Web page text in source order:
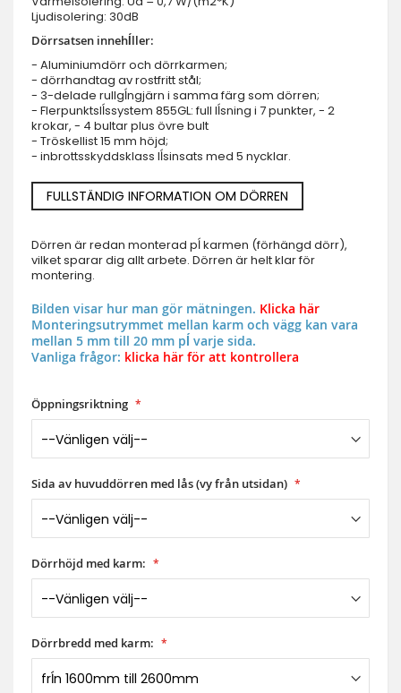
Ljudisolering: 30dB
Dörrsatsen innehĺller:
- Aluminiumdörr och dörrkarmen;
- dörrhandtag av rostfritt stål;
- 3-delade rullgĺngjärn i samma färg som dörren;
- Flerpunktslĺssystem 855GL: full lĺsning i 7 punkter, - 2
krokar, - 4 bultar plus övre bult
- Tröskellist 15 mm höjd;
- inbrottsskyddsklass lĺsinsats med 5 nycklar.
FULLSTÄNDIG INFORMATION OM DÖRREN
Dörren är redan monterad pĺ karmen (förhängd dörr),
vilket sparar dig allt arbete. Dörren är helt klar för
montering.
Bilden visar hur man gör mätningen. Klicka här
Monteringsutrymmet mellan karm och vägg kan vara
mellan 5 mm till 20 mm pĺ varje sida.
Vanliga frågor: klicka här för att kontrollera
Öppningsriktning
Sida av huvuddörren med lås (vy från utsidan)
Dörrhöjd med karm:
Dörrbredd med karm: